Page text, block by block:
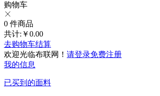
购物车
0 件商品
共计: ￥0.00
去购物车结算
欢迎光临布联网！ 请登录免费注册
我的信息
已买到的面料